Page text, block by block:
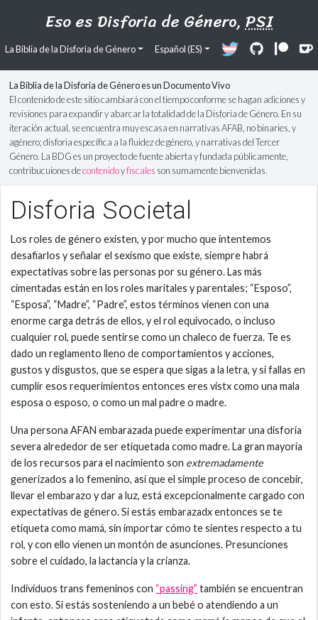
Eso es Disforia de Género,PSI
La Biblia de la Disforia de Género Español (ES)
La Biblia de la Disforia de Género es un Documento Vivo
El contenido de este sitio cambiará con el tiempo conforme se hagan adiciones y
revisiones para expandir y abarcar la totalidad de la Disforia de Género. En su
iteración actual, se encuentra muy escasa en narrativas AFAB, no binaries, y
agénero; disforia específica a la fluidez de género, y narrativas del Tercer
Género. La BDG es un proyecto de fuente abierta y fundada públicamente,
contribucuiones decontenidoyfiscales son sumamente bienvenidas.
Disforia Societal
Los roles de género existen, y por mucho que intentemos
desafiarlos y señalar el sexismo que existe, siempre habrá
expectativas sobre las personas por su género. Las más
cimentadas están en los roles maritales y parentales; “Esposo”,
“Esposa”, “Madre”, “Padre”, estos términos vienen con una
enorme carga detrás de ellos, y el rol equivocado, o incluso
cualquier rol, puede sentirse como un chaleco de fuerza. Te es
dado un reglamento lleno de comportamientos y acciones,
gustos y disgustos, que se espera que sigas a la letra, y si fallas en
cumplir esos requerimientos entonces eres vistx como una mala
esposa o esposo, o como un mal padre o madre.
Una persona AFAN embarazada puede experimentar una disforia
severa alrededor de ser etiquetada como madre. La gran mayoría
de los recursos para el nacimiento son extremadamente
generizados a lo femenino, así que el simple proceso de concebir,
llevar el embarazo y dar a luz, está excepcionalmente cargado con
expectativas de género. Si estás embarazadx entonces se te
etiqueta como mamá, sin importar cómo te sientes respecto a tu
rol, y con ello vienen un montón de asunciones. Presunciones
sobre el cuidado, la lactancia y la crianza.
Individuos trans femeninos con “passing” también se encuentran
con esto. Si estás sosteniendo a un bebé o atendiendo a un